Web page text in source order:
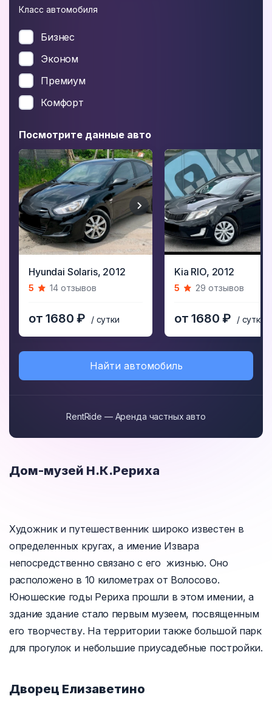
Класс автомобиля
Бизнес
Эконом
Премиум
Комфорт
Посмотрите данные авто
Hyundai Solaris, 2012
5 14 отзывов
от 1680 ₽ / сутки
Kia RIO, 2012
5 29 отзывов
от 1680 ₽ / сутки
Найти автомобиль
RentRide — Аренда частных авто
Дом-музей Н.К.Рериха
Художник и путешественник широко известен в
определенных кругах, а имение Извара
непосредственно связано с его жизнью. Оно
расположено в 10 километрах от Волосово.
Юношеские годы Рериха прошли в этом имении, а
здание здание стало первым музеем, посвященным
его творчеству. На территории также большой парк
для прогулок и небольшие приусадебные постройки.
Дворец Елизаветино